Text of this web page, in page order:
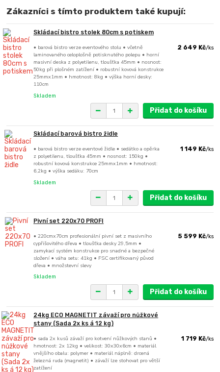
Zákazníci s tímto produktem také kupují:
Skládací bistro stolek 80cm s potiskem
• barová bistro verze eventového stolu • včetně
laminovaného celoplošně potisknutého polepu • horní
masivní deska z polyetilenu, tloušťka 45mm • nosnost:
50kg při plošném zatížení • robustní kovová konstrukce
25mmx1mm • hmotnost: 8kg • výška horní desky:
110cm
2 649 Kč/ks
Skladem
Přidat do košíku
Skládací barová bistro židle
• barová bistro verze eventové židle • sedátko a opěrka
z polyetilenu, tloušťka 45mm • nosnost: 150kg •
robustní kovová konstrukce 25mmx1mm • hmotnost:
6,2kg • výška sedáku: 70cm
1 149 Kč/ks
Skladem
Přidat do košíku
Pivní set 220x70 PROFI
• 220cmx70cm profesionální pivní set z masivního
cypřišovitého dřeva • tloušťka desky 29,5mm •
zamykací systém konstrukce pro snadné a bezpečné
složení • váha setu: 41kg • FSC certifikovaný původ
dřeva • množstevní slevy
5 599 Kč/ks
Skladem
Přidat do košíku
24kg ECO MAGNETIT závaží pro nůžkové
stany (Sada 2x ks á 12 kg)
• sada 2x kusů závaží pro kotvení nůžkových stanů •
hmotnost: 2x 12kg • velikost: 30x30x6cm • materiál
vnějšího obalu: polymer • materiál náplně: drcená
železná ruda (magnetit) • závaží lze stohovat pro větší
zatížení
1 719 Kč/ks